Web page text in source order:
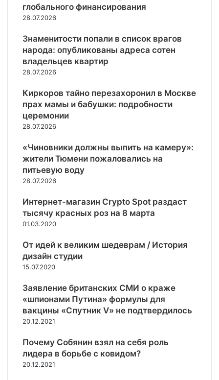
и
н
ы
п
д
Г
о
р
о
в
к
о
я
в
о
у
С
В
ж
е
н
и
к
а
о
с
в
б
о
ж
д
н
н
ы
т
т
о
р
и
х
У
к
о
д
в
Д
о
м
О
Н
л
и
и
л
а
с
2
б
ъ
к
т
о
в
е
д
в
ж
и
м
с
т
в
»
Д
о
н
а
ь
д
р
м
п
п
р
и
в
а
л
ж
о
Б
й
д
е
н
б
о
л
G
o
g
l
e
к
щ
ё
о
д
о
ш
т
а
ф
у
а
3
,
м
л
н
р
б
е
глобального финансирования
28.07.2026
Знаменитости попали в список врагов
народа: опубликованы адреса сотен
владельцев квартир
28.07.2026
Киркоров тайно перезахоронил в Москве
прах мамы и бабушки: подробности
церемонии
28.07.2026
«Чиновники должны выпить на камеру»:
жители Тюмени пожаловались на
питьевую воду
28.07.2026
Интернет-магазин Crypto Spot раздаст
тысячу красных роз на 8 марта
01.03.2020
От идей к великим шедеврам / История
дизайн студии
15.07.2020
Заявление британских СМИ о краже
«шпионами Путина» формулы для
вакцины «Спутник V» не подтвердилось
20.12.2021
Почему Собянин взял на себя роль
лидера в борьбе с ковидом?
20.12.2021